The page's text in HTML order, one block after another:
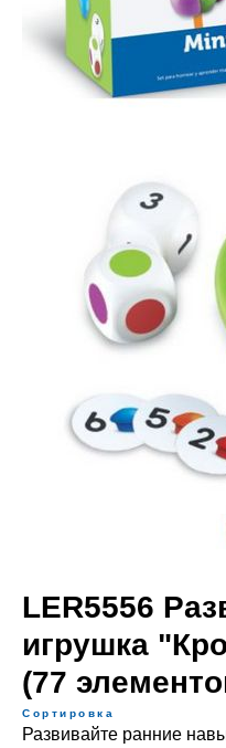
LER5556
игрушка
(77
Сортировка
Развивайте ранние